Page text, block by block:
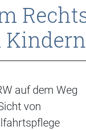
auf dem Weg
von